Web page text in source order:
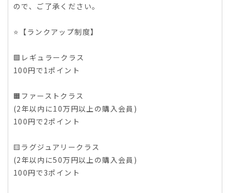
ので、ご了承ください。
⭐️【ランクアップ制度】
🟩レギュラークラス
100円で1ポイント
🟧ファーストクラス
(2年以内に10万円以上の購入会員)
100円で2ポイント
🟨ラグジュアリークラス
(2年以内に50万円以上の購入会員)
100円で3ポイント